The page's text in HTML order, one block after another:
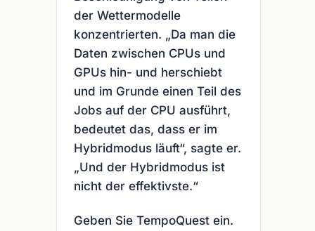
der Wettermodelle
konzentrierten. „Da man die
Daten zwischen CPUs und
GPUs hin- und herschiebt
und im Grunde einen Teil des
Jobs auf der CPU ausführt,
bedeutet das, dass er im
Hybridmodus läuft“, sagte er.
„Und der Hybridmodus ist
nicht der effektivste.“
Geben Sie TempoQuest ein.